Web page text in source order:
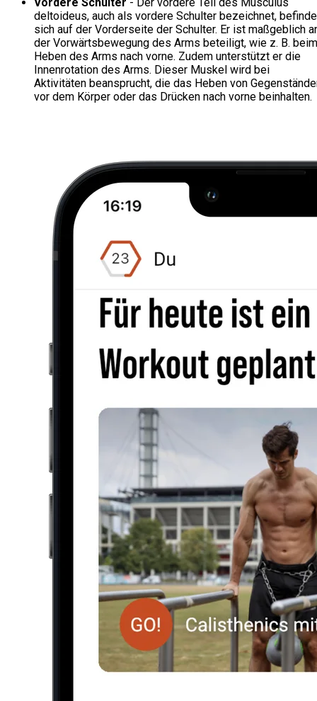
deltoideus, auch als vordere Schulter bezeichnet,
sich auf der Vorderseite der Schulter. Er ist maßgeblich
der Vorwärtsbewegung des Arms beteiligt, wie z. B. beim
Heben des Arms nach vorne. Zudem unterstützt er die
Innenrotation des Arms. Dieser Muskel wird bei
Aktivitäten beansprucht, die das Heben von
vor dem Körper oder das Drücken nach vorne beinhalten.